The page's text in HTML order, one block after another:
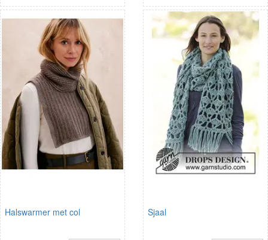
Halswarmer met col Sjaal